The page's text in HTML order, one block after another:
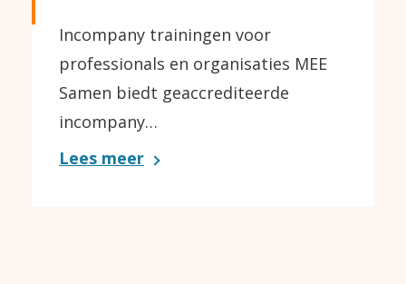
Incompany trainingen voor
professionals en organisaties MEE
Samen biedt geaccrediteerde
incompany…
Lees meer